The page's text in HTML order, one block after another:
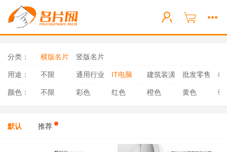
分类： 横版名片 竖版名片
用途： 不限 通用行业 IT电脑 建筑装潢 批发零售 教
颜色： 不限 彩色 红色 橙色 黄色 绿
默认 推荐